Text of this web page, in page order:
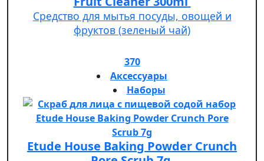
Средство для мытья посуды, овощей и
фруктов (зеленый чай)
370
Аксессуары
Наборы
Etude House Baking Powder Crunch